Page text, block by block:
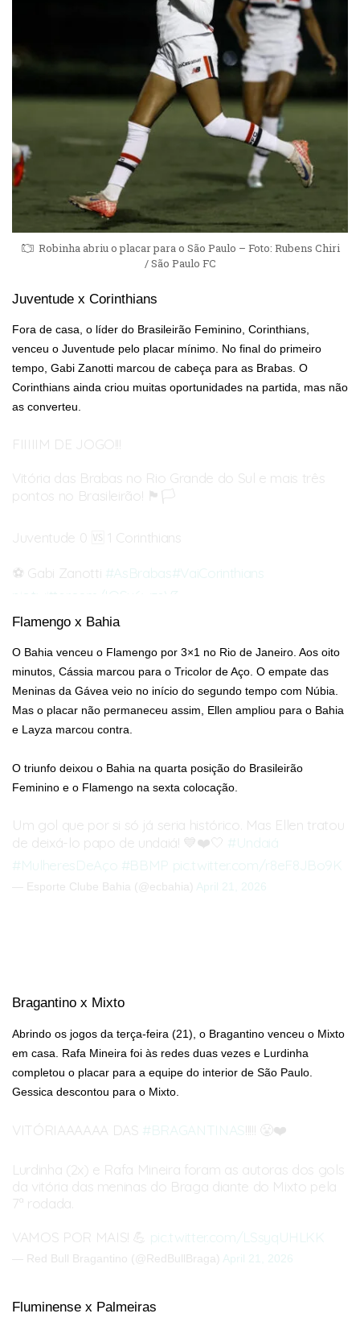
Robinha abriu o placar para o São Paulo – Foto: Rubens Chiri
/ São Paulo FC
Juventude x Corinthians
Fora de casa, o líder do Brasileirão Feminino, Corinthians,
venceu o Juventude pelo placar mínimo. No final do primeiro
tempo, Gabi Zanotti marcou de cabeça para as Brabas. O
Corinthians ainda criou muitas oportunidades na partida, mas não
as converteu.
FIIIIIM DE JOGO!!!
Vitória das Brabas no Rio Grande do Sul e mais três
pontos no Brasileirão! 🏴🏳
Juventude 0 🆚️ 1 Corinthians
⚽️ Gabi Zanotti #AsBrabas#VaiCorinthians
pic.twitter.com/IQSy6wzsV3
— Corinthians Futebol Feminino (@SCCPFutFeminino)
2026
Flamengo x Bahia
O Bahia venceu o Flamengo por 3×1 no Rio de Janeiro. Aos oito
minutos, Cássia marcou para o Tricolor de Aço. O empate das
Meninas da Gávea veio no início do segundo tempo com Núbia.
Mas o placar não permaneceu assim, Ellen ampliou para o Bahia
e Layza marcou contra.
O triunfo deixou o Bahia na quarta posição do Brasileirão
Feminino e o Flamengo na sexta colocação.
Um gol que por si só já seria histórico. Mas Ellen tratou
de deixá-lo papo de undaiá! 💙❤️🤍 #Undaiá
#MulheresDeAço #BBMP pic.twitter.com/r8eF8JBo9K
— Esporte Clube Bahia (@ecbahia) April 21, 2026
Bragantino x Mixto
Abrindo os jogos da terça-feira (21), o Bragantino venceu o Mixto
em casa. Rafa Mineira foi às redes duas vezes e Lurdinha
completou o placar para a equipe do interior de São Paulo.
Gessica descontou para o Mixto.
VITÓRIAAAAAA DAS #BRAGANTINAS!!!!! 😤❤️
Lurdinha (2x) e Rafa Mineira foram as autoras dos gols
da vitória das meninas do Braga diante do Mixto pela
7ª rodada.
VAMOS POR MAIS! 💪 pic.twitter.com/LSsyqUHLKK
— Red Bull Bragantino (@RedBullBraga) April 21, 2026
Fluminense x Palmeiras